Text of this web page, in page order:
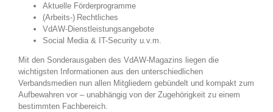
Aktuelle Förderprogramme
(Arbeits-) Rechtliches
VdAW-Dienstleistungsangebote
Social Media & IT-Security u.v.m.
Mit den Sonderausgaben des VdAW-Magazins liegen die
wichtigsten Informationen aus den unterschiedlichen
Verbandsmedien nun allen Mitgliedern gebündelt und kompakt zum
Aufbewahren vor – unabhängig von der Zugehörigkeit zu einem
bestimmten Fachbereich.